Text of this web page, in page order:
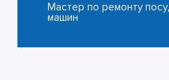
Мастер по ремонту
машин